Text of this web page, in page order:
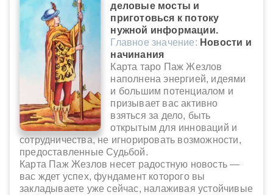
деловые мосты и
приготовься к потоку
нужной информации.
Главное значение: Новости и
начинания
Карта таро Паж Жезлов
наполнена энергией, идеями
и большим потенциалом и
призывает вас активно
взяться за дело, быть
открытым для инноваций и
сотрудничества, не игнорировать возможности,
предоставленные Судьбой.
Карта Паж Жезлов несет радостную новость —
вас ждет успех, фундамент которого вы
закладываете уже сейчас, налаживая устойчивые